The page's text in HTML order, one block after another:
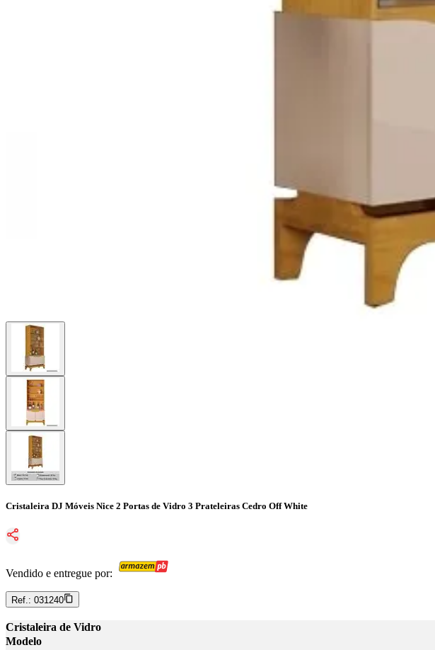
Cristaleira DJ Móveis Nice 2 Portas de Vidro 3 Prateleiras Cedro Off White
Vendido e entregue por:
Ref.: 031240
Cristaleira de Vidro
Modelo